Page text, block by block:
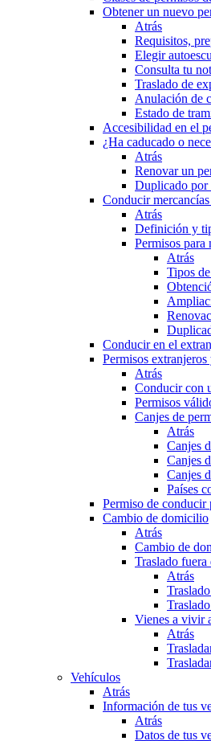
Obtener un nuevo
Atrás
Requisitos,
Elegir
Consulta tu
Traslado de
Anulación de
Estado de
Accesibilidad en el
¿Ha caducado o
Atrás
Renovar un
Duplicado por
Conducir
Atrás
Definición y
Permisos
Atrás
Tipos
Conducir en el
Permisos
Atrás
Conducir con
Permisos
Canjes de
Atrás
Canjes
Canjes
Canjes
Países
Permiso de conducir
Cambio de domicilio
Atrás
Cambio de
Traslado fuera
Atrás
Vienes a vivir
Atrás
Vehículos
Atrás
Información de tus
Atrás
Datos de tus